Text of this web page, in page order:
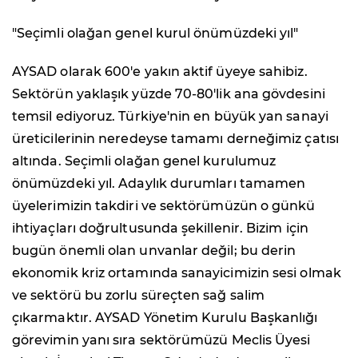
"Seçimli olağan genel kurul önümüzdeki yıl"
AYSAD olarak 600'e yakın aktif üyeye sahibiz.
Sektörün yaklaşık yüzde 70-80'lik ana gövdesini
temsil ediyoruz. Türkiye'nin en büyük yan sanayi
üreticilerinin neredeyse tamamı derneğimiz çatısı
altında. Seçimli olağan genel kurulumuz
önümüzdeki yıl. Adaylık durumları tamamen
üyelerimizin takdiri ve sektörümüzün o günkü
ihtiyaçları doğrultusunda şekillenir. Bizim için
bugün önemli olan unvanlar değil; bu derin
ekonomik kriz ortamında sanayicimizin sesi olmak
ve sektörü bu zorlu süreçten sağ salim
çıkarmaktır. AYSAD Yönetim Kurulu Başkanlığı
görevimin yanı sıra sektörümüzü Meclis Üyesi